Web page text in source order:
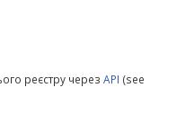
реєстру через API (see